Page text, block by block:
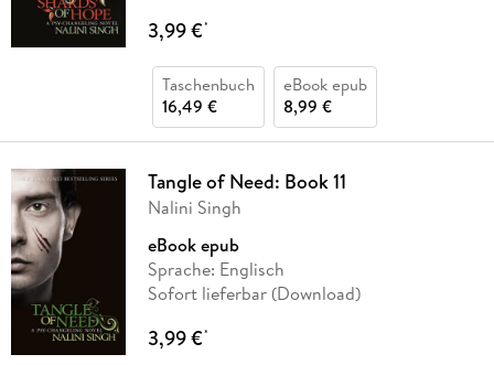
3,99 €*
Taschenbuch
16,49 €
eBook epub
8,99 €
Tangle of Need: Book 11
Nalini Singh
eBook epub
Sprache: Englisch
Sofort lieferbar (Download)
3,99 €*